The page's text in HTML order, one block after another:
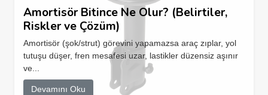
Amortisör Bitince Ne Olur? (Belirtiler,
Riskler ve Çözüm)
Amortisör (şok/strut) görevini yapamazsa araç zıplar, yol
tutuşu düşer, fren mesafesi uzar, lastikler düzensiz aşınır
ve...
Devamını Oku